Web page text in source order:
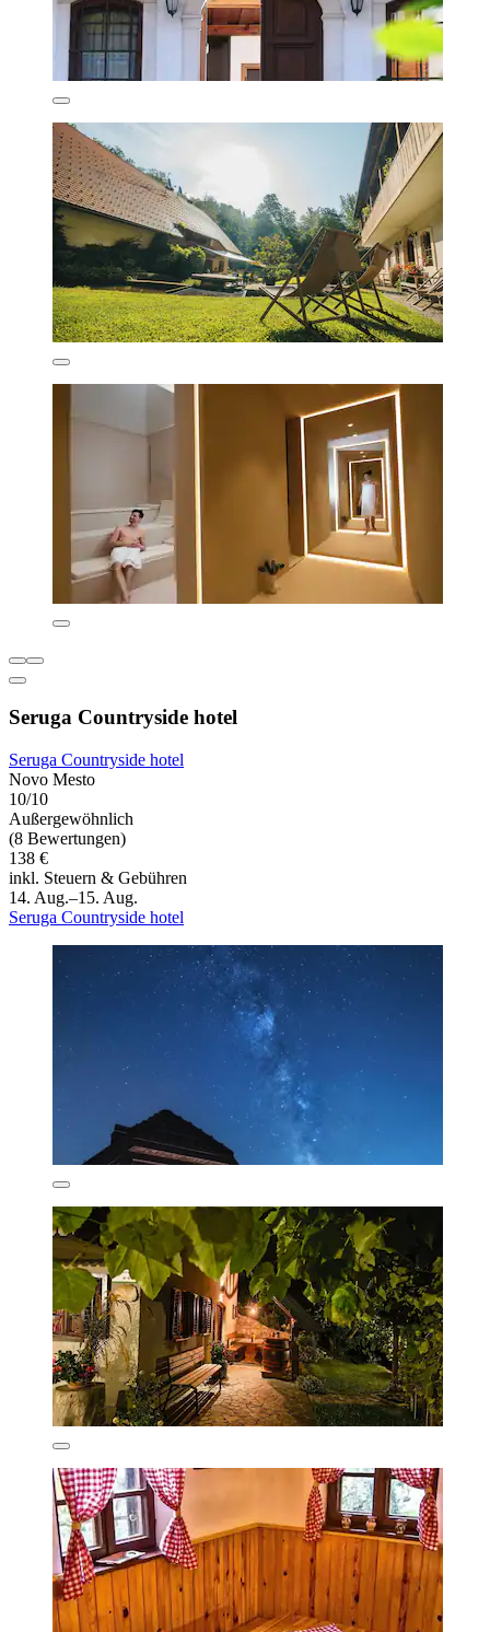
Seruga Countryside hotel
Seruga Countryside hotel
Novo Mesto
10/10
Außergewöhnlich
(8 Bewertungen)
138 €
inkl. Steuern & Gebühren
14. Aug.–15. Aug.
Seruga Countryside hotel